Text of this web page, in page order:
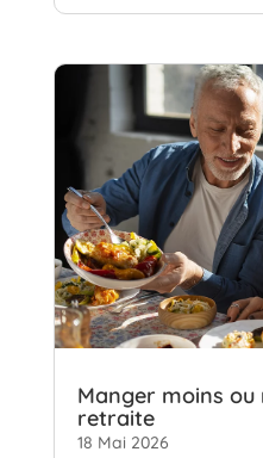
Manger moins
retraite
18 Mai 2026